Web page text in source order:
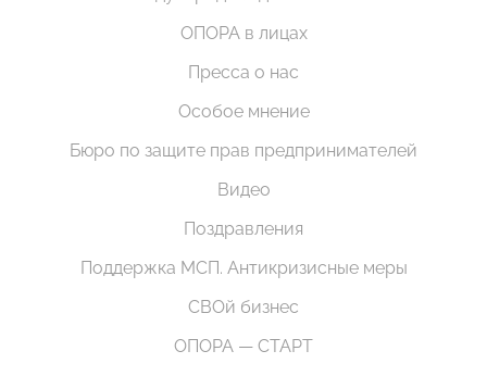
ОПОРА в лицах
Пресса о нас
Особое мнение
Бюро по защите прав предпринимателей
Видео
Поздравления
Поддержка МСП. Антикризисные меры
СВОй бизнес
ОПОРА — СТАРТ